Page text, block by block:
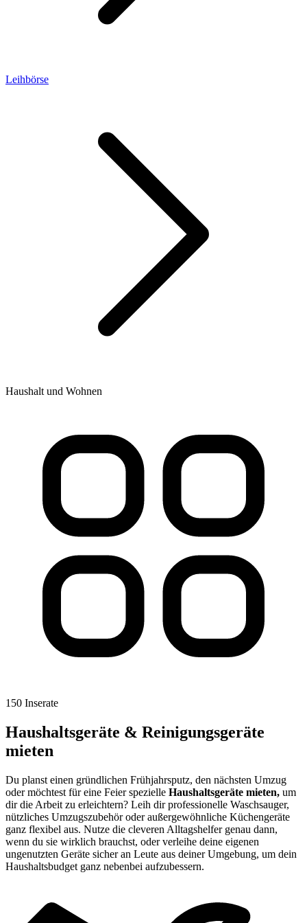
Leihbörse
Haushalt und Wohnen
150 Inserate
Haushaltsgeräte & Reinigungsgeräte
mieten
Du planst einen gründlichen Frühjahrsputz, den nächsten Umzug
oder möchtest für eine Feier spezielle Haushaltsgeräte mieten, um
dir die Arbeit zu erleichtern? Leih dir professionelle Waschsauger,
nützliches Umzugszubehör oder außergewöhnliche Küchengeräte
ganz flexibel aus. Nutze die cleveren Alltagshelfer genau dann,
wenn du sie wirklich brauchst, oder verleihe deine eigenen
ungenutzten Geräte sicher an Leute aus deiner Umgebung, um dein
Haushaltsbudget ganz nebenbei aufzubessern.